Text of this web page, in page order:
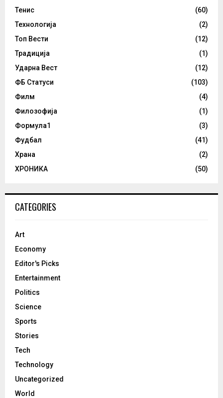
Тенис
(60)
Технологија
(2)
Топ Вести
(12)
Традиција
(1)
Ударна Вест
(12)
ФБ Статуси
(103)
Филм
(4)
Филозофија
(1)
Формула1
(3)
Фудбал
(41)
Храна
(2)
ХРОНИКА
(50)
CATEGORIES
Art
Economy
Editor's Picks
Entertainment
Politics
Science
Sports
Stories
Tech
Technology
Uncategorized
World